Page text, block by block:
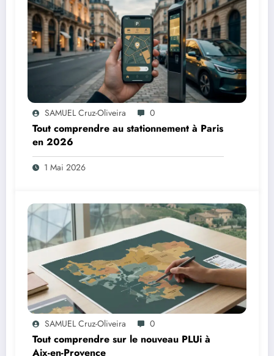
SAMUEL Cruz-Oliveira 0
Tout comprendre au stationnement à Paris
en 2026
1 Mai 2026
SAMUEL Cruz-Oliveira 0
Tout comprendre sur le nouveau PLUi à
Aix-en-Provence